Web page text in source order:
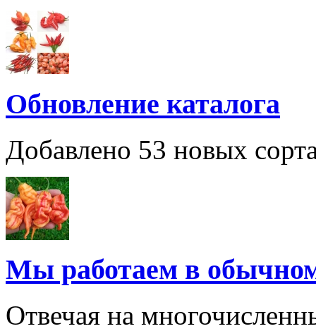
Обновление каталога
Добавлено 53 новых
Мы работаем в
Отвечая на